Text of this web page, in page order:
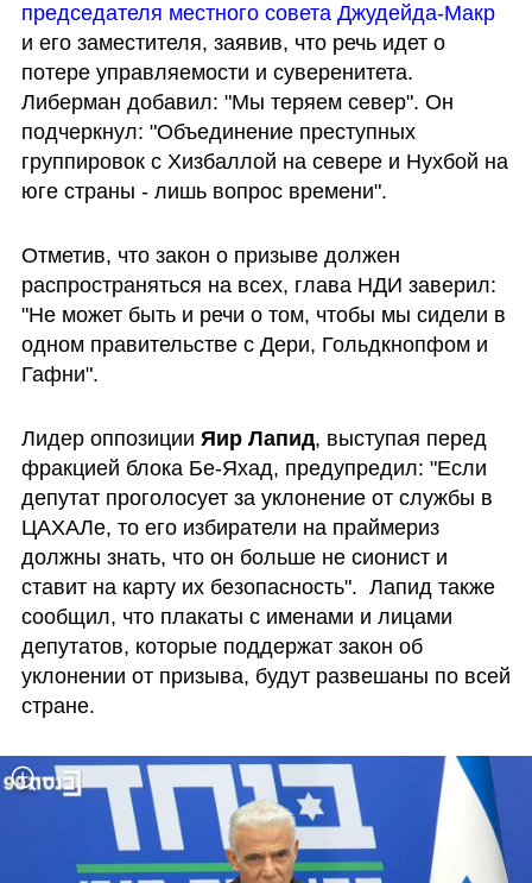
председателя местного совета Джудейда-Макр
и его заместителя, заявив, что речь идет о
потере управляемости и суверенитета.
Либерман добавил: "Мы теряем север". Он
подчеркнул: "Объединение преступных
группировок с Хизбаллой на севере и Нухбой на
юге страны - лишь вопрос времени".
Отметив, что закон о призыве должен
распространяться на всех, глава НДИ заверил:
"Не может быть и речи о том, чтобы мы сидели в
одном правительстве с Дери, Гольдкнопфом и
Гафни".
Лидер оппозиции Яир Лапид, выступая перед
фракцией блока Бе-Яхад, предупредил: "Если
депутат проголосует за уклонение от службы в
ЦАХАЛе, то его избиратели на праймериз
должны знать, что он больше не сионист и
ставит на карту их безопасность".  Лапид также
сообщил, что плакаты с именами и лицами
депутатов, которые поддержат закон об
уклонении от призыва, будут развешаны по всей
стране.